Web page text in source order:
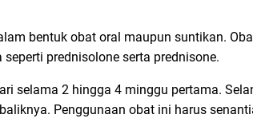
bentuk obat oral maupun suntikan.
prednisolone serta prednisone.
selama 2 hingga 4 minggu pertama.
Penggunaan obat ini harus